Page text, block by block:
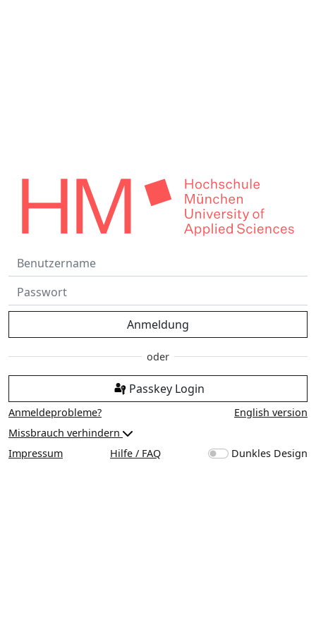
Anmeldung
Passkey Login
Anmeldeprobleme?
English version
Missbrauch verhindern
Impressum
Hilfe / FAQ Dunkles Design